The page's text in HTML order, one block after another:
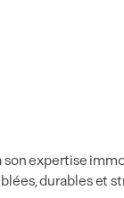
expertise
durables et